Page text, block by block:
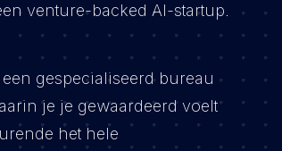
venture-backed AI-startup.
gespecialiseerd bureau
je je gewaardeerd voelt
het hele